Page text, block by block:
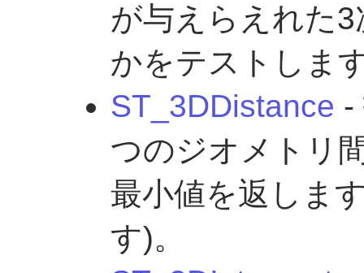
が与えらえれた
かをテストしま
ST_3DDistance -
つのジオメトリ
最小値を返しま
す)。